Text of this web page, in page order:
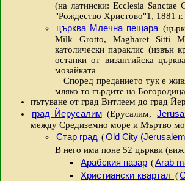
(на латински: Ecclesia Sanctae
"Рождество Христово"1, 1881 г.
църква Млечна пещара
Milk Grotto, Magharet Sitti
католически параклис (извън
останки от византийска
мозайката
Според преданието тук е
мляко то гърдите на
пътуване от град Витлеем до град
град Йерусалим (Ерусалим,
между Средиземно море и Мъртво
Стар град (Old City (Jerusalem
В него има поне 52 църкви
Арабския пазар (Arab
Христиански квартал (